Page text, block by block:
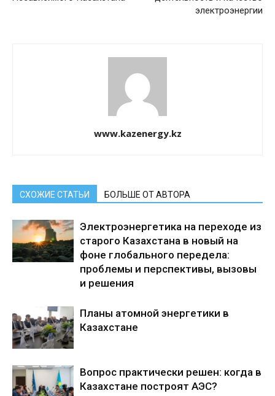
электроэнергии
www.kazenergy.kz
СХОЖИЕ СТАТЬИ БОЛЬШЕ ОТ АВТОРА
Электроэнергетика на переходе из
старого Казахстана в новый на
фоне глобального передела:
проблемы и перспективы, вызовы
и решения
Планы атомной энергетики в
Казахстане
Вопрос практически решен: когда в
Казахстане построят АЭС?